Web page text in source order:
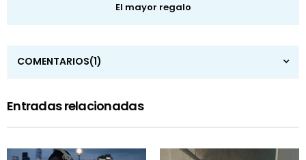
El mayor regalo
COMENTARIOS(1)
Entradas relacionadas